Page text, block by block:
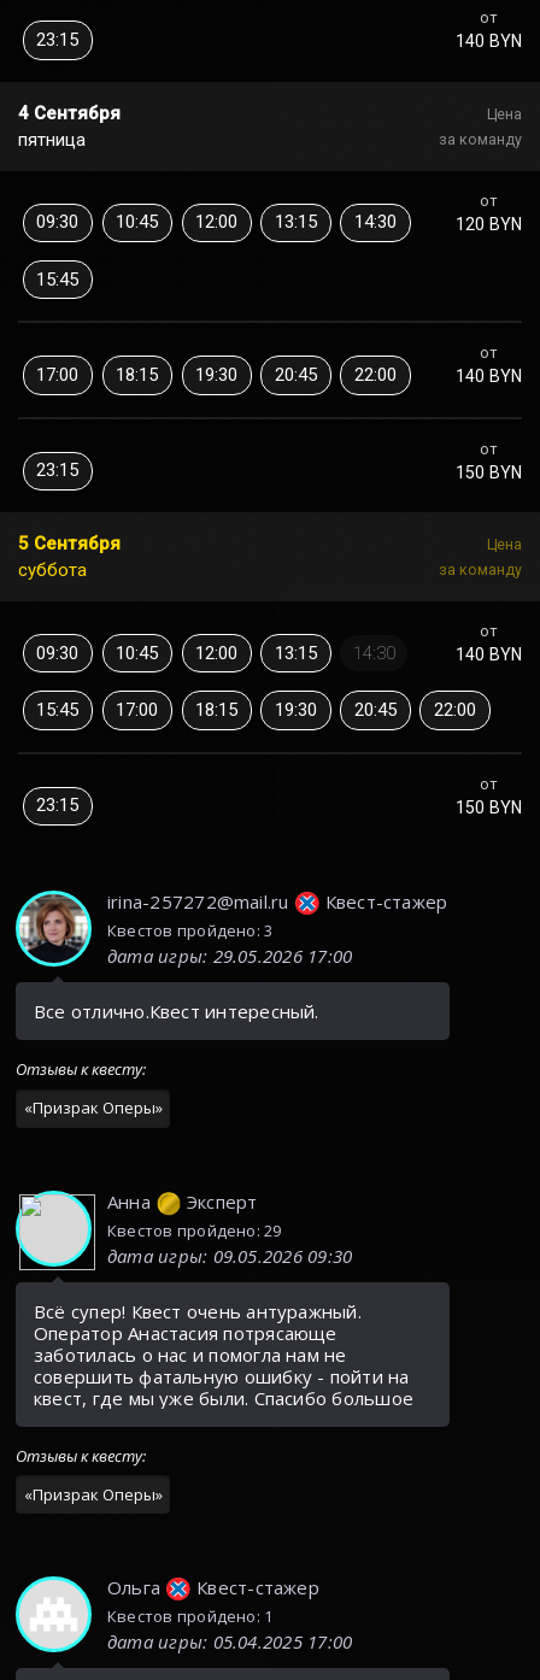
от
140 BYN
23:15
4 Сентября
пятница
Цена
за команду
от
120 BYN
09:30 10:45 12:00 13:15 14:30
15:45
от
140 BYN
17:00 18:15 19:30 20:45 22:00
от
150 BYN
23:15
5 Сентября
суббота
Цена
за команду
от
140 BYN
09:30 10:45 12:00 13:15 14:30
15:45 17:00 18:15 19:30 20:45 22:00
от
150 BYN
23:15
irina-257272@mail.ru Квест-стажер
Квестов пройдено: 3
дата игры: 29.05.2026 17:00
Все отлично.Квест интересный.
Отзывы к квесту:
«Призрак Оперы»
Анна Эксперт
Квестов пройдено: 29
дата игры: 09.05.2026 09:30
Всё супер! Квест очень антуражный.
Оператор Анастасия потрясающе
заботилась о нас и помогла нам не
совершить фатальную ошибку - пойти на
квест, где мы уже были. Спасибо большое
Отзывы к квесту:
«Призрак Оперы»
Ольга Квест-стажер
Квестов пройдено: 1
дата игры: 05.04.2025 17:00